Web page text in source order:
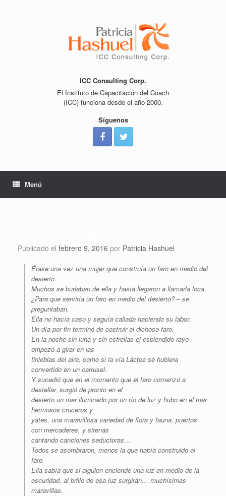
ICC Consulting Corp.
El Instituto de Capacitación del Coach
(ICC) funciona desde el año 2000.
Síguenos
Menú
Publicado el febrero 9, 2016 por Patricia Hashuel
Érase una vez una mujer que construía un faro en medio del
desierto.
Muchos se burlaban de ella y hasta llegaron a llamarla loca.
¿Para que serviría un faro en medio del desierto? – se
preguntaban.
Ella no hacía caso y seguía callada haciendo su labor.
Un día por fin terminó de costruir el dichoso faro.
En la noche sin luna y sin estrellas el esplendido rayo
empezó a girar en las
tinieblas del aire, como si la vía Láctea se hubiera
convertido en un carrusel.
Y sucedió que en el momento que el faro comenzó a
destellar, surgió de pronto en el
desierto un mar iluminado por un río de luz y hubo en el mar
hermosos cruceros y
yates, una maravillosa variedad de flora y fauna, puertos
con mercaderes, y sirenas
cantando canciones seductoras…
Todos se asombraron, menos la que había construido el
faro.
Ella sabía que si alguien enciende una luz en medio de la
oscuridad, al brillo de esa luz surgirán… muchísimas
maravillas.